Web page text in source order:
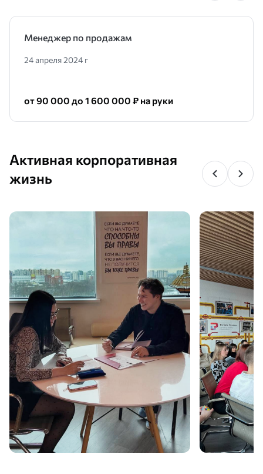
Менеджер по продажам
24 апреля 2024 г
от 90 000 до 1 600 000 ₽ на руки
Активная корпоративная
жизнь